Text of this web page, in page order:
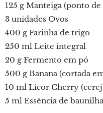
125 g Manteiga (ponto
3 unidades Ovos
400 g Farinha de trigo
250 ml Leite integral
20 g Fermento em pó
500 g Banana (cortada
10 ml Licor Cherry
5 ml Essência de baunilha